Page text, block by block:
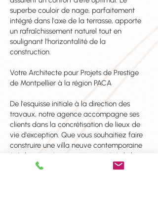
superbe couloir de nage, parfaitement
intégré dans l'axe de la terrasse, apporte
un rafraîchissement naturel tout en
soulignant l'horizontalité de la
construction.
Votre Architecte pour Projets de Prestige
de Montpellier à la région PACA
De l'esquisse initiale à la direction des
travaux, notre agence accompagne ses
clients dans la concrétisation de lieux de
vie d'exception. Que vous souhaitiez faire
construire une villa neuve contemporaine
à Aubagne, rénover une propriété de luxe
à Aix-en-Provence, ou développer un